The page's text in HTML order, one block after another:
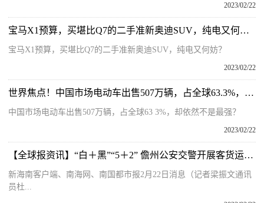
2023/02/22
宝马X1预算，买堪比Q7的二手准新奥迪SUV，纯电又何妨？
宝马X1预算，买堪比Q7的二手准新奥迪SUV，纯电又何妨？
2023/02/22
世界焦点！中国市场电动车出售507万辆，占全球63.3%，却依然不是最强？
中国市场电动车出售507万辆，占全球63 3%，却依然不是最强？
2023/02/22
【全球报资讯】“白＋黑”“5＋2” 儋州公安交警开展客货运车辆“亮尾”专项行动
新海南客户端、南海网、南国都市报2月22日消息（记者梁振文通讯
员杜...